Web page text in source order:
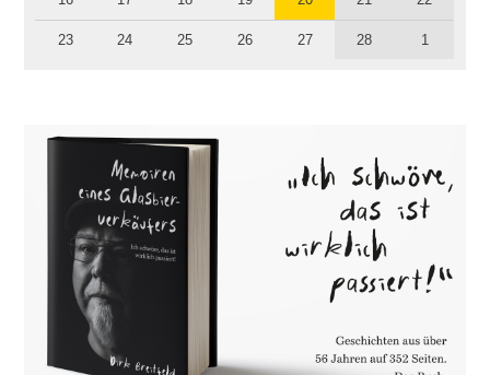
23 24 25 26 27 28 1